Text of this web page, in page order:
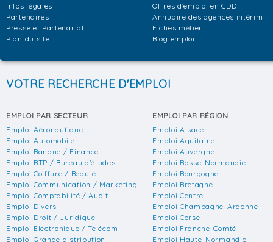
Infos légales
Partenaires
Presse et Partenariat
Plan du site
Offres d'emploi en CDD
Annuaire des agences intérim
Fiches métier
Blog emploi
VOTRE RECHERCHE D'EMPLOI
EMPLOI PAR SECTEUR
Emploi Aéronautique
Emploi Automobile
Emploi Banque / Finance
Emploi BTP / Bureau d'études
Emploi Coiffure / Beauté
Emploi Communication / Marketing
Emploi Comptabilité / Audit
Emploi Divers
Emploi Droit / Juridique
Emploi Electronique / Télécom
Emploi Grande distribution
EMPLOI PAR RÉGION
Emploi Alsace
Emploi Aquitaine
Emploi Auvergne
Emploi Basse-Normandie
Emploi Bourgogne
Emploi Bretagne
Emploi Centre
Emploi Champagne-Ardenne
Emploi Corse
Emploi Franche-Comté
Emploi Haute-Normandie